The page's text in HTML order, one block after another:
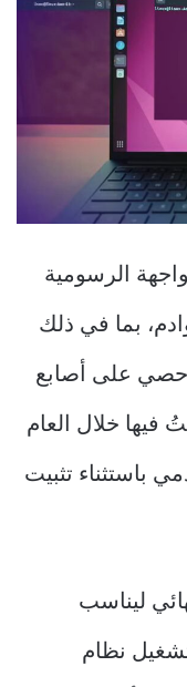
الرسومية
بما في ذلك
أحصي على أصابع
فيها خلال العام
باستثناء تثبيت
ليناسب
نظام